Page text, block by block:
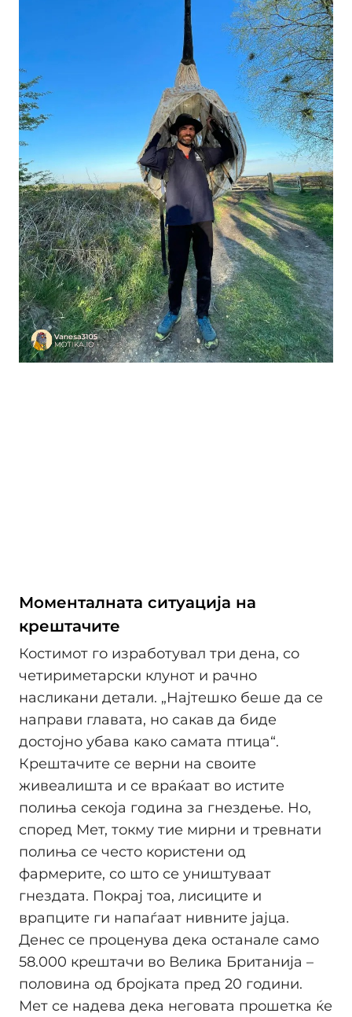
Моменталната ситуација на
крештачите
Костимот го изработувал три дена, со
четириметарски клунот и рачно
насликани детали. „Најтешко беше да се
направи главата, но сакав да биде
достојно убава како самата птица“.
Крештачите се верни на своите
живеалишта и се враќаат во истите
полиња секоја година за гнездење. Но,
според Мет, токму тие мирни и тревнати
полиња се често користени од
фармерите, со што се уништуваат
гнездата. Покрај тоа, лисиците и
врапците ги напаѓаат нивните јајца.
Денес се проценува дека останале само
58.000 крештачи во Велика Британија –
половина од бројката пред 20 години.
Мет се надева дека неговата прошетка ќе